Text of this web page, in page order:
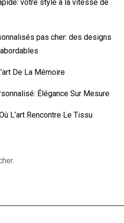
votre style à la vitesse de
pas cher: des designs
De La Mémoire
Élégance Sur Mesure
L’art Rencontre Le Tissu